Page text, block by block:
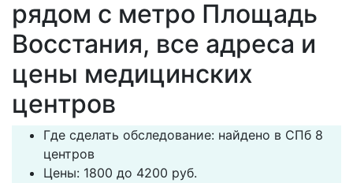
рядом с метро Площадь
Восстания, все адреса и
цены медицинских
центров
Где сделать обследование: найдено в СПб 8
центров
Цены: 1800 до 4200 руб.